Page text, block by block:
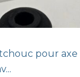
pour axe